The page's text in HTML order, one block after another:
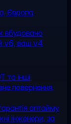
Європа,
вбудовано
v6, ваш v4
та інші
повернення,
аптайму
інженери, за